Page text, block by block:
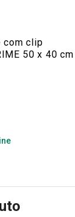
com clip
50 x 40 cm